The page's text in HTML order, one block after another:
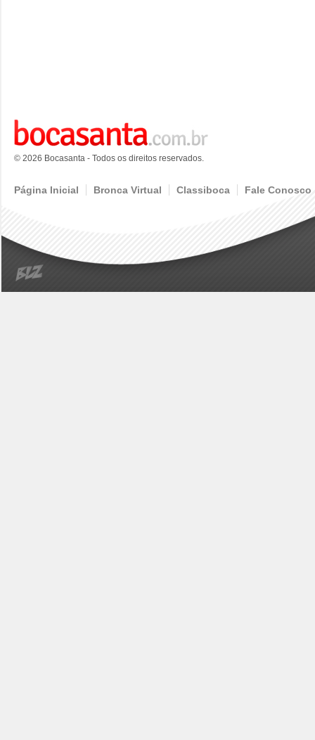
© 2026 Bocasanta - Todos os direitos reservados.
Página Inicial Bronca Virtual Classiboca Fale Conosco